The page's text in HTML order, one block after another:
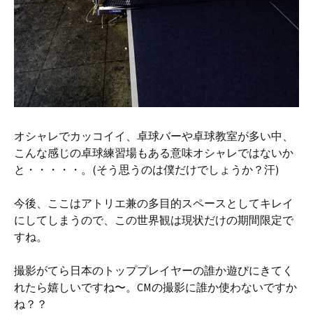
オシャレでカッコイイ、卓球バーや卓球教室が多い中、
こんな感じの卓球練習場もある意味オシャレではないか
と・・・・・。(そう思うのは僕だけでしょうか？汗)
今後、ここはアトリエ兼の多目的スペースとしてキレイ
にしてしまうので、この世界観は現状だけの期間限定で
すね。
撮影がてら日本のトッププレイヤーの誰か遊びにきてく
れたら嬉しいですね〜。CMの撮影に誰か使わないですか
ね？？